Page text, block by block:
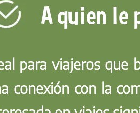
A quien le
para viajeros que
conexión con la